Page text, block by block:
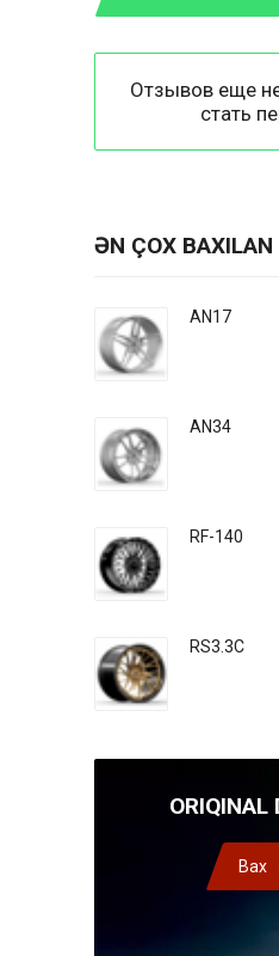
Отзывов еще
стать
ƏN ÇOX BAXILAN
AN17
AN34
RF-140
RS3.3C
ORIQINAL
Bax